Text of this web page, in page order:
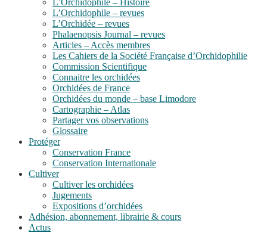
L’Orchidophile – revues
L’Orchidée – revues
Phalaenopsis Journal – revues
Articles – Accès membres
Les Cahiers de la Société Française d’Orchidophilie
Commission Scientifique
Connaitre les orchidées
Orchidées de France
Orchidées du monde – base Limodore
Cartographie – Atlas
Partager vos observations
Glossaire
Protéger
Conservation France
Conservation Internationale
Cultiver
Cultiver les orchidées
Jugements
Expositions d’orchidées
Adhésion, abonnement, librairie & cours
Actus